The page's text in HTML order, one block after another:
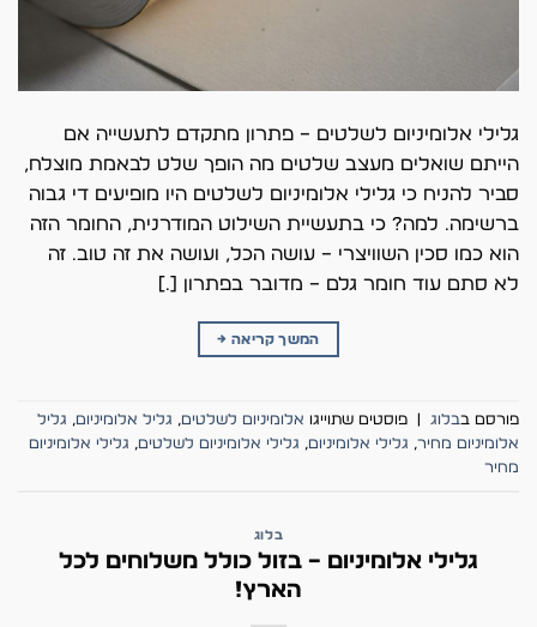
גלילי אלומיניום לשלטים – פתרון מתקדם לתעשייה אם
הייתם שואלים מעצב שלטים מה הופך שלט לבאמת מוצלח,
סביר להניח כי גלילי אלומיניום לשלטים היו מופיעים די גבוה
ברשימה. למה? כי בתעשיית השילוט המודרנית, החומר הזה
הוא כמו סכין השוויצרי – עושה הכל, ועושה את זה טוב. זה
לא סתם עוד חומר גלם – מדובר בפתרון […]
המשך קריאה →
פורסם בבלוג פוסטים שתוייגו אלומיניום לשלטים, גליל אלומיניום, גליל
אלומיניום מחיר, גלילי אלומיניום, גלילי אלומיניום לשלטים, גלילי אלומיניום
מחיר
בלוג
גלילי אלומיניום – בזול כולל משלוחים לכל
הארץ!